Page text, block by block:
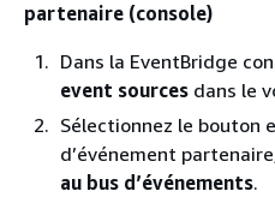
partenaire (console)
Dans la EventBridge
event sources dans le
Sélectionnez le bouton
d’événement
au bus d’événements.